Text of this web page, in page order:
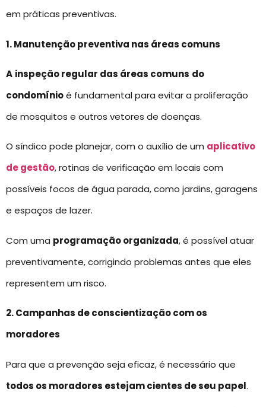
em práticas preventivas.
1. Manutenção preventiva nas áreas comuns
A inspeção regular das áreas comuns do
condomínioé fundamental para evitar a proliferação
de mosquitos e outros vetores de doenças.
O síndico pode planejar, com o auxílio de um aplicativo
de gestão, rotinas de verificação em locais com
possíveis focos de água parada, como jardins, garagens
e espaços de lazer.
Com uma programação organizada, é possível atuar
preventivamente, corrigindo problemas antes que eles
representem um risco.
2. Campanhas de conscientização com os
moradores
Para que a prevenção seja eficaz, é necessário que
todos os moradores estejam cientes de seu papel.